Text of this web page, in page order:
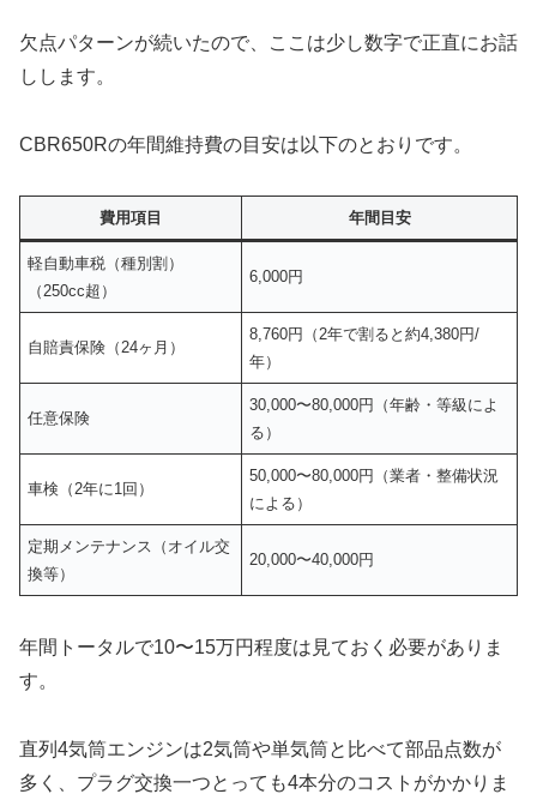
欠点パターンが続いたので、ここは少し数字で正直にお話
しします。
CBR650Rの年間維持費の目安は以下のとおりです。
費用項目 年間目安
軽自動車税（種別割）
（250cc超）
6,000円
自賠責保険（24ヶ月）
8,760円（2年で割ると約4,380円/
年）
任意保険
30,000〜80,000円（年齢・等級によ
る）
車検（2年に1回）
50,000〜80,000円（業者・整備状況
による）
定期メンテナンス（オイル交
換等）
20,000〜40,000円
年間トータルで10〜15万円程度は見ておく必要がありま
す。
直列4気筒エンジンは2気筒や単気筒と比べて部品点数が
多く、プラグ交換一つとっても4本分のコストがかかりま